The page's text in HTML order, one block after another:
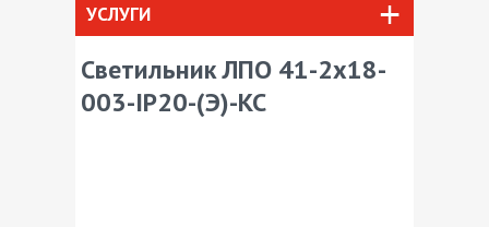
УСЛУГИ
Светильник ЛПО 41-2х18-
003-IP20-(Э)-КС